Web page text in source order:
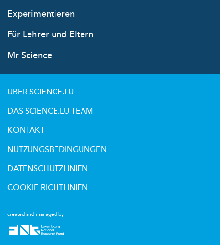
Experimentieren
Für Lehrer und Eltern
Mr Science
created and managed by
ÜBER SCIENCE.LU
DAS SCIENCE.LU-TEAM
KONTAKT
NUTZUNGSBEDINGUNGEN
DATENSCHUTZLINIEN
COOKIE RICHTLINIEN